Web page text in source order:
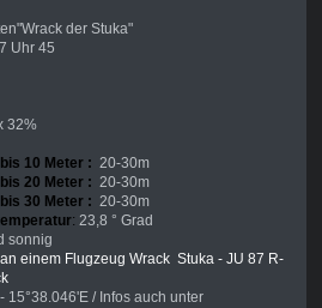
der Stuka"
Uhr 45
32%
10 Meter : 20-30m
20 Meter : 20-30m
30 Meter : 20-30m
: 23,8 ° Grad
sonnig
einem Flugzeug Wrack Stuka - JU 87 R-
15°38.046'E / Infos auch unter